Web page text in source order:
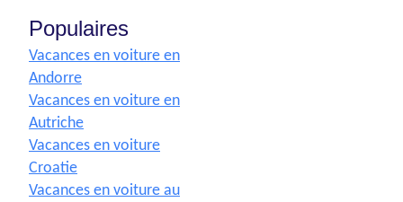
Populaires
Vacances en voiture en
Andorre
Vacances en voiture en
Autriche
Vacances en voiture
Croatie
Vacances en voiture au